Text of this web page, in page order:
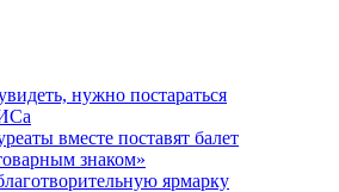
нужно постараться
вместе поставят балет
знаком»
ярмарку